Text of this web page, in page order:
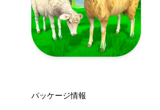
パッケージ情報